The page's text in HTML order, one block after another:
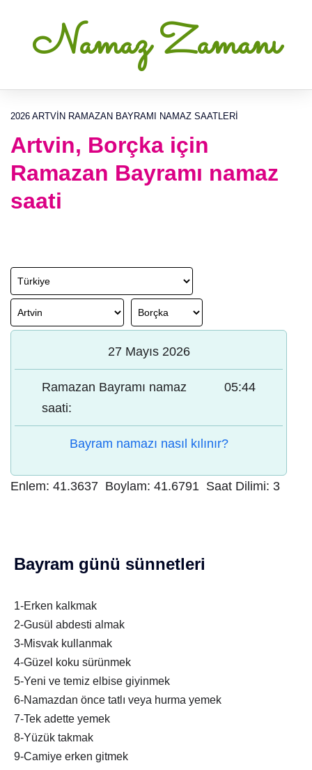
Namaz Zamanı
2026 ARTVIN RAMAZAN BAYRAMI NAMAZ SAATLERI
Artvin, Borçka için
Ramazan Bayramı namaz
saati
27 Mayıs 2026
Ramazan Bayramı namaz
saati:
05:44
Bayram namazı nasıl kılınır?
Enlem: 41.3637 Boylam: 41.6791 Saat Dilimi: 3
Bayram günü sünnetleri
1-Erken kalkmak
2-Gusül abdesti almak
3-Misvak kullanmak
4-Güzel koku sürünmek
5-Yeni ve temiz elbise giyinmek
6-Namazdan önce tatlı veya hurma yemek
7-Tek adette yemek
8-Yüzük takmak
9-Camiye erken gitmek